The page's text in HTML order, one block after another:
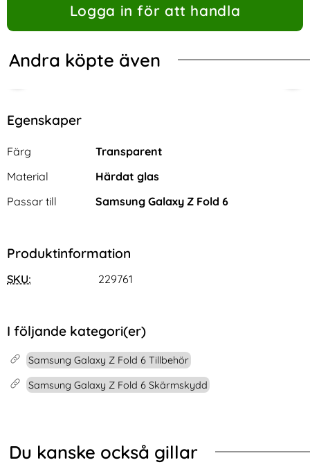
Logga in för att handla
Andra köpte även
Rhombus Läder Roséguld
Tillgänglighet:
Egenskaper
Egenskaper/attribut för denna produkt
Attribut
Färg
Transparent
Material
Härdat glas
Passar till
Samsung Galaxy Z Fold 6
Produktinformation
SKU: 229761
I följande kategori(er)
Samsung Galaxy Z Fold 6 Tillbehör
Samsung Galaxy Z Fold 6 Skärmskydd
Du kanske också gillar